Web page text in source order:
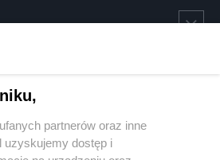
partnerów oraz inne
uzyskujemy dostęp i